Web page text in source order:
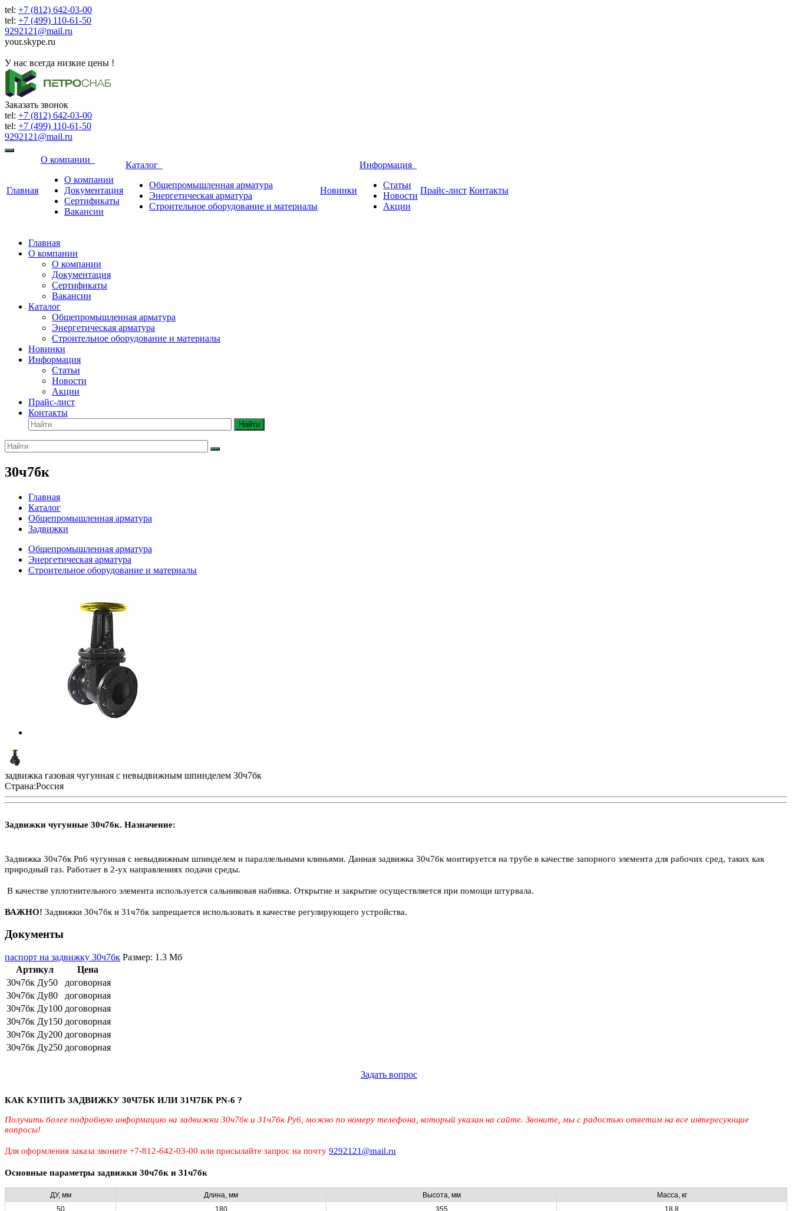
tel: +7 (812) 642-03-00
tel: +7 (499) 110-61-50
9292121@mail.ru
your.skype.ru
У нас всегда низкие цены !
Заказать звонок
tel: +7 (812) 642-03-00
tel: +7 (499) 110-61-50
9292121@mail.ru
Главная
О компании
О компании
Документация
Сертификаты
Вакансии
Каталог
Общепромышленная арматура
Энергетическая арматура
Строительное оборудование и материалы
Новинки
Информация
Статьи
Новости
Акции
Прайс-лист Контакты
Главная
О компании
О компании
Документация
Сертификаты
Вакансии
Каталог
Общепромышленная арматура
Энергетическая арматура
Строительное оборудование и материалы
Новинки
Информация
Статьи
Новости
Акции
Прайс-лист
Контакты
Найти
30ч7бк
Главная
Каталог
Общепромышленная арматура
Задвижки
Общепромышленная арматура
Энергетическая арматура
Строительное оборудование и материалы
задвижка газовая чугунная с невыдвижным шпинделем 30ч7бк
Страна:Россия
Задвижки чугунные 30ч7бк. Назначение:
Задвижка 30ч7бк Рn6 чугунная с невыдвижным шпинделем и параллельными клиньями. Данная задвижка 30ч7бк монтируется на трубе в качестве запорного элемента для рабочих сред, таких как
природный газ. Работает в 2-ух направлениях подачи среды.
В качестве уплотнительного элемента используется сальниковая набивка. Открытие и закрытие осуществляется при помощи штурвала.
ВАЖНО! Задвижки 30ч7бк и 31ч7бк запрещается использовать в качестве регулирующего устройства.
Документы
паспорт на задвижку 30ч7бк Размер: 1.3 Мб
Артикул
Цена
30ч7бк Ду50
договорная
30ч7бк Ду80
договорная
30ч7бк Ду100 договорная
30ч7бк Ду150 договорная
30ч7бк Ду200 договорная
30ч7бк Ду250 договорная
Задать вопрос
КАК КУПИТЬ ЗАДВИЖКУ 30Ч7БК ИЛИ 31Ч7БК PN-6 ?
Получить более подробную информацию на задвижки 30ч7бк и 31ч7бк Ру6, можно по номеру телефона, который указан на сайте. Звоните, мы с радостью ответим на все интересующие
вопросы!
Для оформления заказа звоните +7-812-642-03-00 или присылайте запрос на почту 9292121@mail.ru
Основные параметры задвижки 30ч7бк и 31ч7бк
ДУ, мм Длина, мм Высота, мм
Масса, кг
50
180 355
18,8